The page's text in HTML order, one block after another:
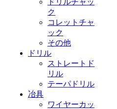
ドリルチャッ
ク
コレットチャ
ック
その他
ドリル
ストレートド
リル
テーパドリル
冶具
ワイヤーカッ